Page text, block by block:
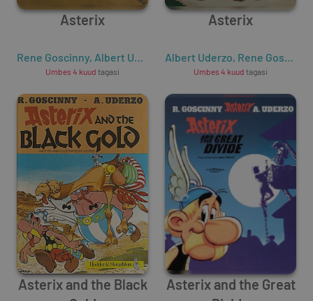
Asterix
Rene Goscinny, Albert Uderzo
Umbes 4 kuud tagasi
Asterix
Albert Uderzo, Rene Goscinny
Umbes 4 kuud tagasi
Asterix and the Black
Asterix and the Great